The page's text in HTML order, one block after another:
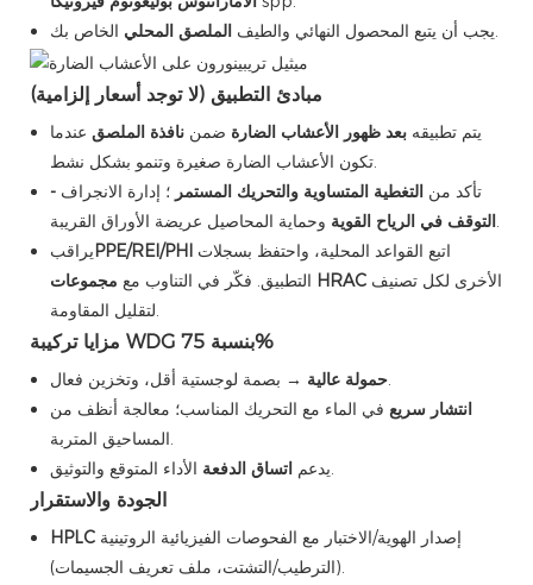
يجب أن يتبع المحصول النهائي والطيف الملصق المحلي الخاص بك.
مبادئ التطبيق (لا توجد أسعار إلزامية)
يتم تطبيقهبعد ظهور الأعشاب الضارة ضمننافذة الملصق عندما
تكون الأعشاب الضارة صغيرة وتنمو بشكل نشط.
تأكد من التغطية المتساوية والتحريك المستمر ؛ إدارة الانجراف-
التوقف في الرياح القوية وحماية المحاصيل عريضة الأوراق القريبة.
يراقب PPE/REI/PHI
التطبيق. فكّر في التناوب مع مجموعات HRACالأخرى لكل تصنيف
لتقليل المقاومة.
مزايا تركيبة WDG بنسبة 75%
حمولة عالية→ بصمة لوجستية أقل، وتخزين فعال.
انتشار سريع في الماء مع التحريك المناسب؛ معالجة أنظف من
المساحيق المتربة.
يدعم اتساق الدفعة الأداء المتوقع والتوثيق.
الجودة والاستقرار
HPLCإصدار الهوية/الاختبار مع الفحوصات الفيزيائية الروتينية
(الترطيب/التشتت، ملف تعريف الجسيمات).